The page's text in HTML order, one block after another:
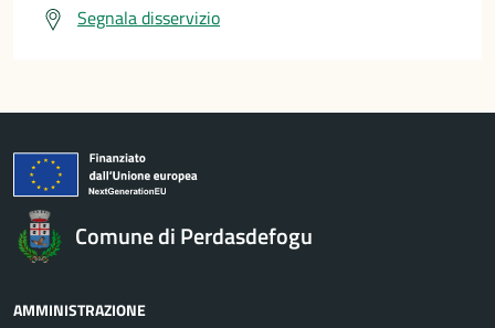
Segnala disservizio
Comune di Perdasdefogu
AMMINISTRAZIONE